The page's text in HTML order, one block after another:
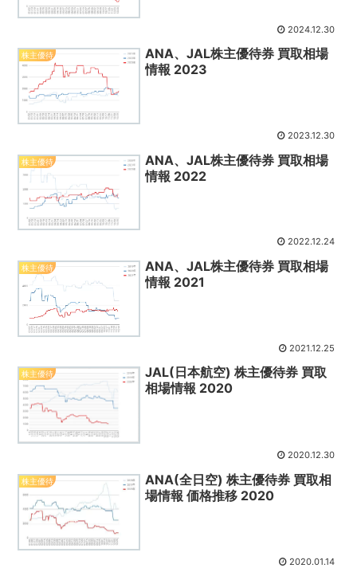
2024.12.30
株主優待
ANA、JAL株主優待券 買取相場
情報 2023
2023.12.30
株主優待
ANA、JAL株主優待券 買取相場
情報 2022
2022.12.24
株主優待
ANA、JAL株主優待券 買取相場
情報 2021
2021.12.25
株主優待
JAL(日本航空) 株主優待券 買取
相場情報 2020
2020.12.30
株主優待
ANA(全日空) 株主優待券 買取相
場情報 価格推移 2020
2020.01.14